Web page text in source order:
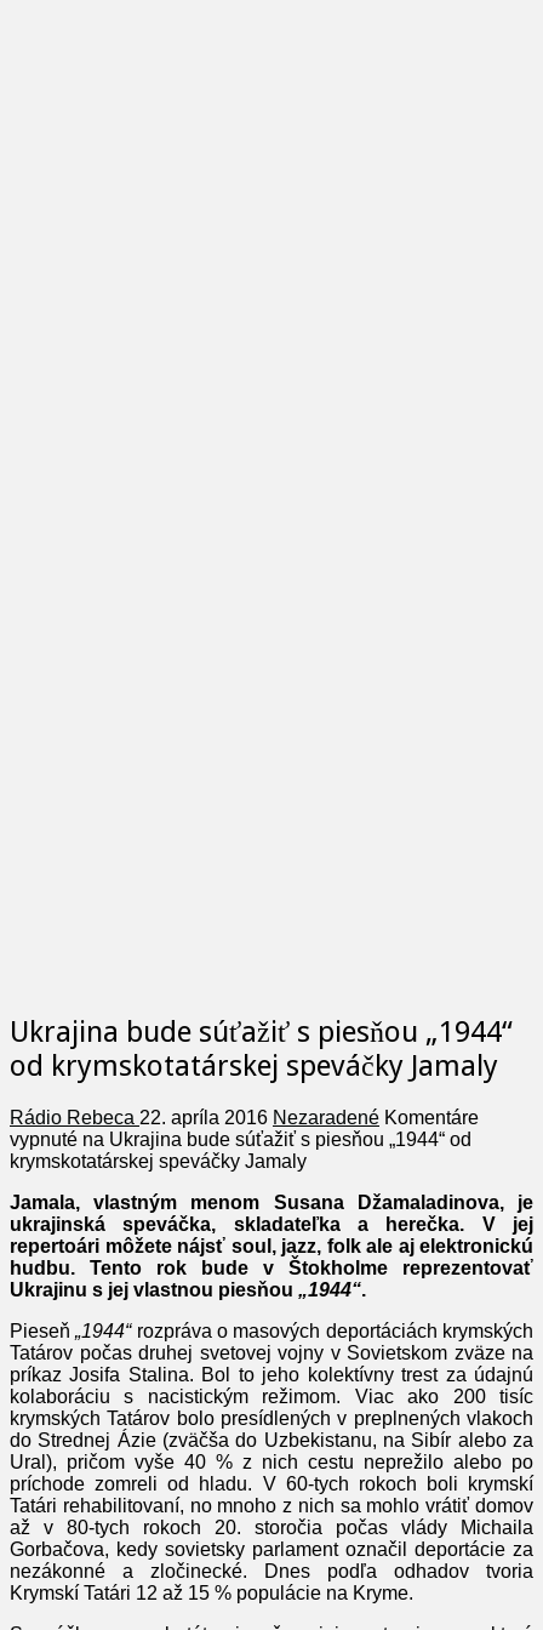
Ukrajina bude súťažiť s piesňou „1944“
od krymskotatárskej speváčky Jamaly
Rádio Rebeca 22. apríla 2016 Nezaradené Komentáre
vypnuté na Ukrajina bude súťažiť s piesňou „1944“ od
krymskotatárskej speváčky Jamaly
Jamala, vlastným menom Susana Džamaladinova, je
ukrajinská speváčka, skladateľka a herečka. V jej
repertoári môžete nájsť soul, jazz, folk ale aj elektronickú
hudbu. Tento rok bude v Štokholme reprezentovať
Ukrajinu s jej vlastnou piesňou „1944“.
Pieseň „1944“rozpráva o masových deportáciách krymských
Tatárov počas druhej svetovej vojny v Sovietskom zväze na
príkaz Josifa Stalina. Bol to jeho kolektívny trest za údajnú
kolaboráciu s nacistickým režimom. Viac ako 200 tisíc
krymských Tatárov bolo presídlených v preplnených vlakoch
do Strednej Ázie (zväčša do Uzbekistanu, na Sibír alebo za
Ural), pričom vyše 40 % z nich cestu neprežilo alebo po
príchode zomreli od hladu. V 60-tych rokoch boli krymskí
Tatári rehabilitovaní, no mnoho z nich sa mohlo vrátiť domov
až v 80-tych rokoch 20. storočia počas vlády Michaila
Gorbačova, kedy sovietsky parlament označil deportácie za
nezákonné a zločinecké. Dnes podľa odhadov tvoria
Krymskí Tatári 12 až 15 % populácie na Kryme.